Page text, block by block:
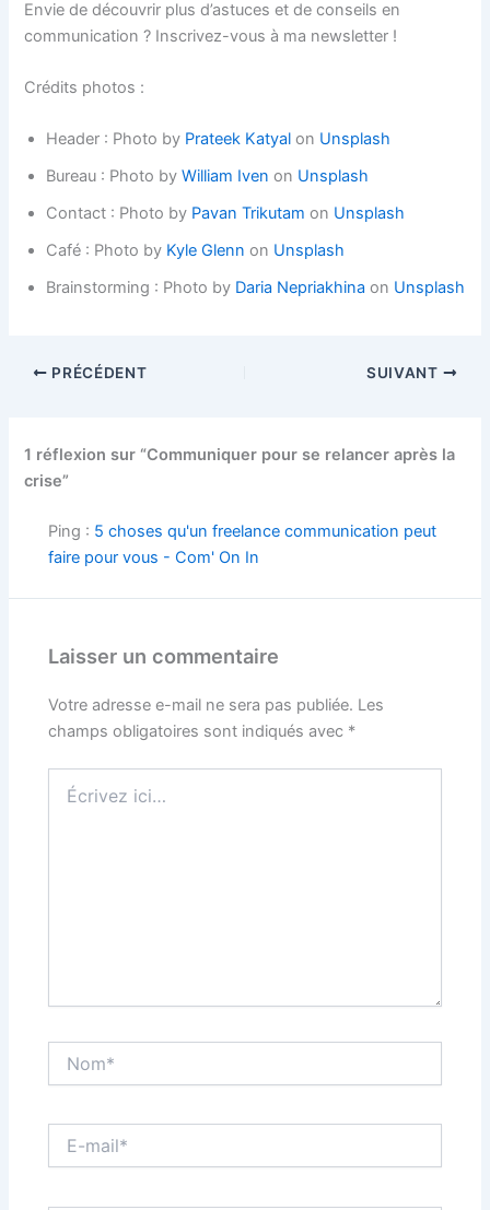
Envie de découvrir plus d’astuces et de conseils en
communication ? Inscrivez-vous à ma newsletter !
Crédits photos :
Header : Photo by Prateek Katyal on Unsplash
Bureau : Photo byWilliam Iven on Unsplash
Contact : Photo by Pavan Trikutam on Unsplash
Café : Photo by Kyle Glenn on Unsplash
Brainstorming : Photo by Daria Nepriakhina on Unsplash
PRÉCÉDENT SUIVANT
1 réflexion sur “Communiquer pour se relancer après la
crise”
Ping : 5 choses qu'un freelance communication peut
faire pour vous - Com' On In
Laisser un commentaire
Votre adresse e-mail ne sera pas publiée. Les
champs obligatoires sont indiqués avec *
ici…
mail*